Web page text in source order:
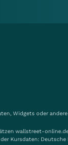
Widgets oder
wallstreet-
Kursdaten: Deutsche